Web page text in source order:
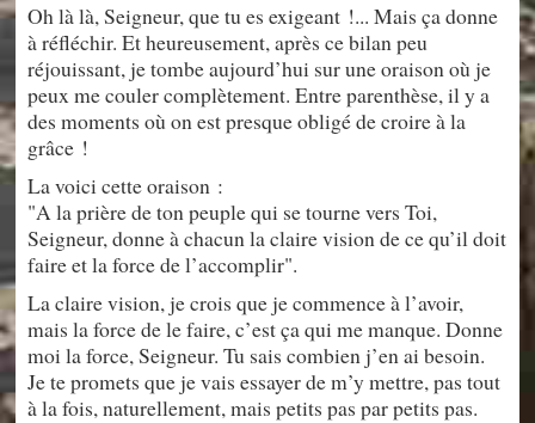
Oh là là, Seigneur, que tu es exigeant !... Mais ça donne
à réfléchir. Et heureusement, après ce bilan peu
réjouissant, je tombe aujourd’hui sur une oraison où je
peux me couler complètement. Entre parenthèse, il y a
des moments où on est presque obligé de croire à la
grâce !
La voici cette oraison :
"A la prière de ton peuple qui se tourne vers Toi,
Seigneur, donne à chacun la claire vision de ce qu’il doit
faire et la force de l’accomplir".
La claire vision, je crois que je commence à l’avoir,
mais la force de le faire, c’est ça qui me manque. Donne
moi la force, Seigneur. Tu sais combien j’en ai besoin.
Je te promets que je vais essayer de m’y mettre, pas tout
à la fois, naturellement, mais petits pas par petits pas.